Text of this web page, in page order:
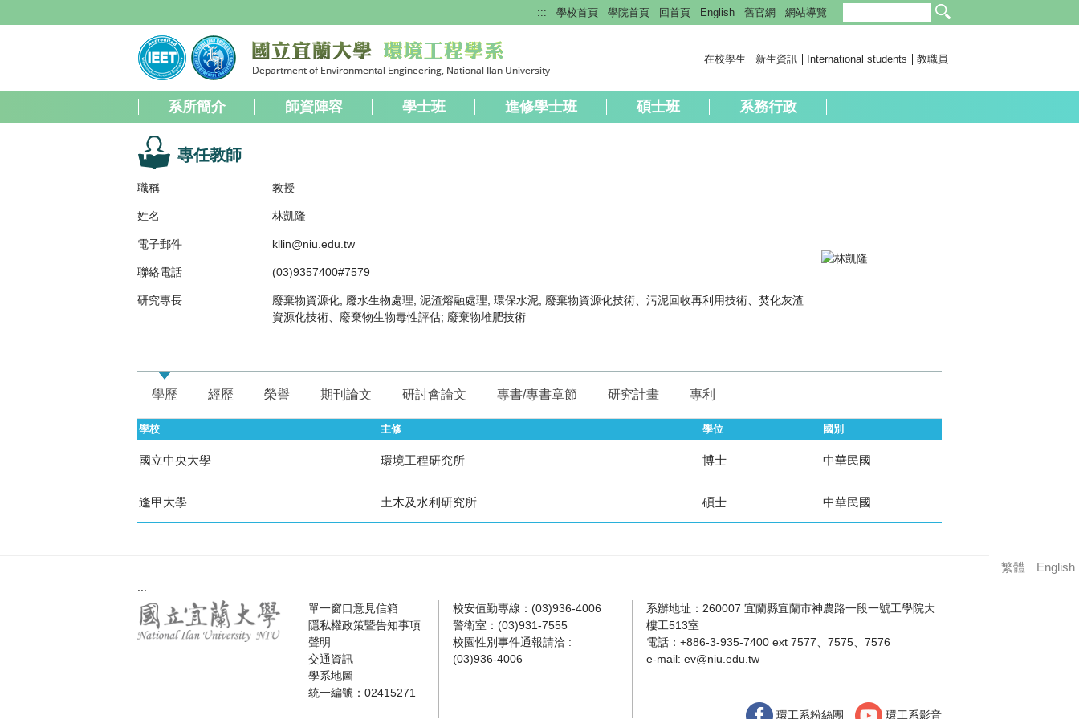
到
::: 學校首頁 學院首頁 回首頁 English 舊官網 網站導覽
在校學生 新生資訊 International students 教職員
系所簡介 師資陣容 學士班 進修學士班 碩士班 系務行政
專任教師
職稱 教授
姓名 林凱隆
電子郵件 kllin@niu.edu.tw
聯絡電話 (03)9357400#7579
研究專長
廢棄物資源化; 廢水生物處理; 泥渣熔融處理; 環保水泥; 廢棄物資源化技術、污泥回收再利用技術、焚化灰渣
資源化技術、廢棄物生物毒性評估; 廢棄物堆肥技術
學歷 經歷 榮譽 期刊論文 研討會論文 專書/專書章節 研究計畫 專利
學校 主修 學位 國別
國立中央大學 環境工程研究所 博士 中華民國
逢甲大學 土木及水利研究所 碩士 中華民國
繁體 English
:::
單一窗口意見信箱
隱私權政策暨告知事項
聲明
交通資訊
學系地圖
統一編號：02415271
校安值勤專線：(03)936-4006
警衛室：(03)931-7555
校園性別事件通報請洽 :
(03)936-4006
系辦地址：260007 宜蘭縣宜蘭市神農路一段一號工學院大
樓工513室
電話：+886-3-935-7400 ext 7577、7575、7576
e-mail:ev@niu.edu.tw
環工系粉絲團 環工系影音